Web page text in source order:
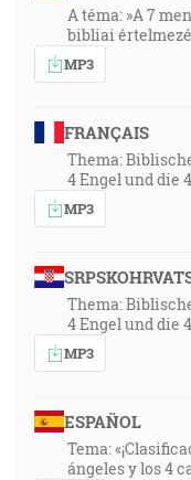
A téma: »A 7
bibliai
MP3
FRANÇAIS
Thema:
4 Engel und die
MP3
Thema:
4 Engel und die
MP3
ESPAÑOL
Tema:
ángeles y los 4